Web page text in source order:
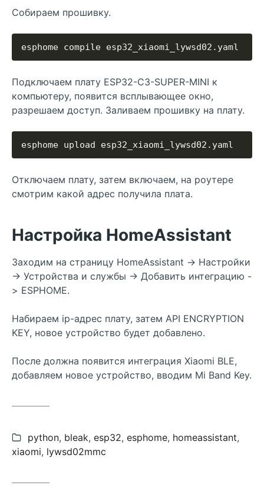
Собираем прошивку.
Подключаем плату ESP32-C3-SUPER-MINI к
компьютеру, появится всплывающее окно,
разрешаем доступ. Заливаем прошивку на плату.
Отключаем плату, затем включаем, на роутере
смотрим какой адрес получила плата.
Настройка HomeAssistant
Заходим на страницу HomeAssistant -> Настройки
-> Устройства и службы -> Добавить интеграцию -
> ESPHOME.
Набираем ip-адрес плату, затем API ENCRYPTION
KEY, новое устройство будет добавлено.
После должна появится интеграция Xiaomi BLE,
добавляем новое устройство, вводим Mi Band Key.
categories:
python, bleak, esp32, esphome, homeassistant,
xiaomi, lywsd02mmc